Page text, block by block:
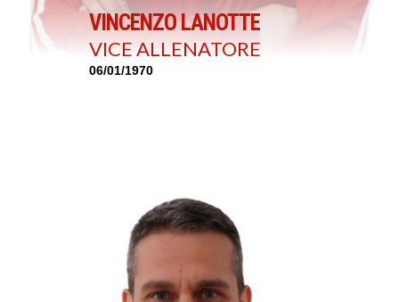
VINCENZO LANOTTE
VICE ALLENATORE
06/01/1970